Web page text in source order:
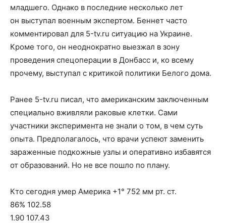
младшего. Однако в последние несколько лет
он выступал военным экспертом. Беннет часто
комментировал для 5-tv.ru ситуацию на Украине.
Кроме того, он неоднократно выезжал в зону
проведения спецоперации в Донбасс и, ко всему
прочему, выступал с критикой политики Белого дома.
Ранее 5-tv.ru писал, что американским заключенным
специально вживляли раковые клетки. Сами
участники эксперимента не знали о том, в чем суть
опыта. Предполагалось, что врачи успеют заменить
зараженные подкожные узлы и оперативно избавятся
от образований. Но не все пошло по плану.
Кто сегодня умер Америка +1° 752 мм рт. ст.
86% 102.58
1.90 107.43